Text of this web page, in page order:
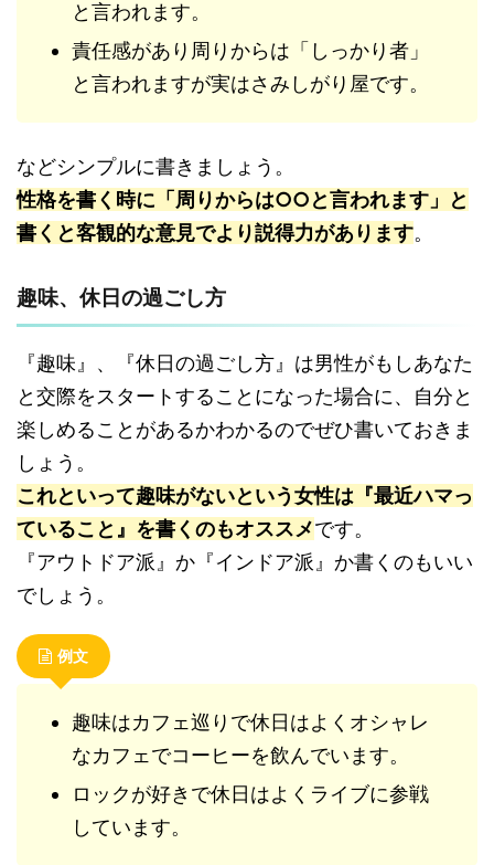
と言われます。
責任感があり周りからは「しっかり者」
と言われますが実はさみしがり屋です。
などシンプルに書きましょう。
性格を書く時に「周りからは○○と言われます」と
書くと客観的な意見でより説得力があります。
趣味、休日の過ごし方
『趣味』、『休日の過ごし方』は男性がもしあなた
と交際をスタートすることになった場合に、自分と
楽しめることがあるかわかるのでぜひ書いておきま
しょう。
これといって趣味がないという女性は『最近ハマっ
ていること』を書くのもオススメです。
『アウトドア派』か『インドア派』か書くのもいい
でしょう。
例文
趣味はカフェ巡りで休日はよくオシャレ
なカフェでコーヒーを飲んでいます。
ロックが好きで休日はよくライブに参戦
しています。